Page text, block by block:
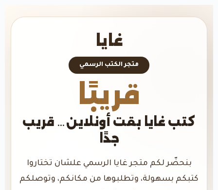
غايا
متجر الكتب الرسمي
قريبًا
كتب غايا بقت أونلاين… قريب
جدًا
بنحضّر لكم متجر غايا الرسمي علشان تختاروا
كتبكم بسهولة، وتطلبوها من مكانكم، وتوصلكم